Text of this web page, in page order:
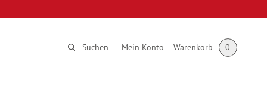
Suchen Mein Konto Warenkorb 0